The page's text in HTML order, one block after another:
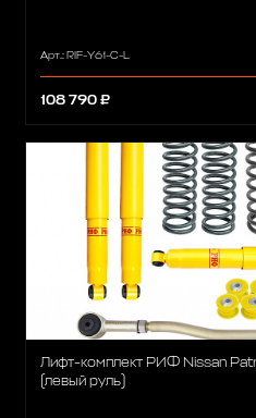
Арт.: RIF-Y61-C-L
108 790 ₽
Лифт-комплект РИФ Nissan
(левый руль)